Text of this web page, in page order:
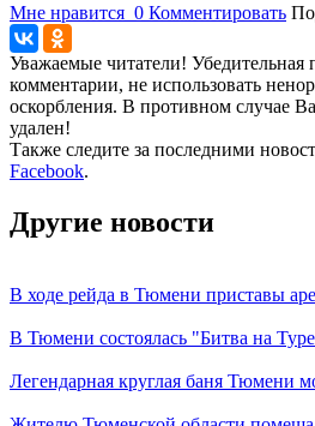
Мне нравится 0 Комментировать
Уважаемые читатели! Убедительная
комментарии, не использовать
оскорбления. В противном случае
удален!
Также следите за последними
Facebook.
Другие новости
В ходе рейда в Тюмени приставы
В Тюмени состоялась "Битва на
Легендарная круглая баня Тюмени